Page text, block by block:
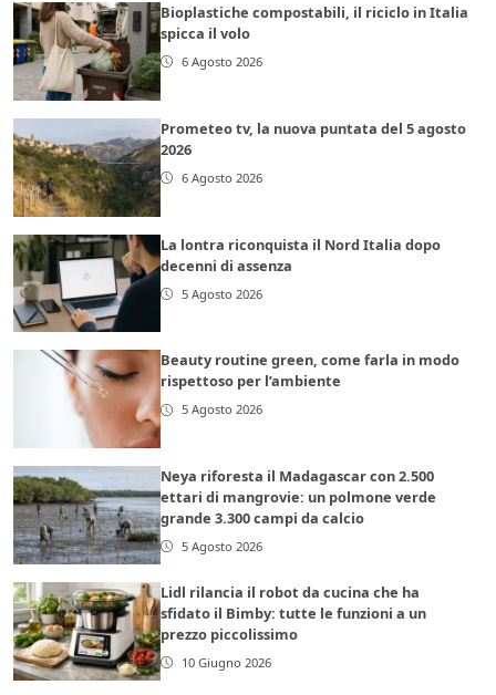
Bioplastiche compostabili, il riciclo in Italia
spicca il volo
6 Agosto 2026
Prometeo tv, la nuova puntata del 5 agosto
2026
6 Agosto 2026
La lontra riconquista il Nord Italia dopo
decenni di assenza
5 Agosto 2026
Beauty routine green, come farla in modo
rispettoso per l’ambiente
5 Agosto 2026
Neya riforesta il Madagascar con 2.500
ettari di mangrovie: un polmone verde
grande 3.300 campi da calcio
5 Agosto 2026
Lidl rilancia il robot da cucina che ha
sfidato il Bimby: tutte le funzioni a un
prezzo piccolissimo
10 Giugno 2026